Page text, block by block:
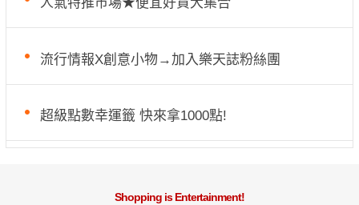
流行情報X創意小物→加入樂天誌粉絲團
超級點數幸運籤 快來拿1000點!
Shopping is Entertainment!